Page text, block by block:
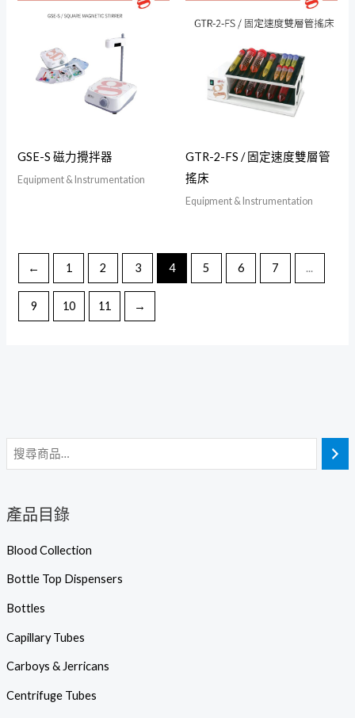
產品目錄
Blood Collection
Bottle Top Dispensers
Bottles
Capillary Tubes
Carboys & Jerricans
Centrifuge Tubes
GSE-S 磁力攪拌器
Equipment & Instrumentation
GTR-2-FS / 固定速度雙層管
搖床
Equipment & Instrumentation
← 1 2 3 4 5 6 7 ...
9 10 11 →